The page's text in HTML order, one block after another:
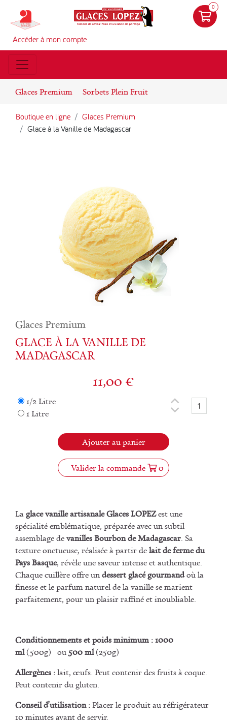
Accéder à mon compte
0
Glaces Premium Sorbets Plein Fruit
Boutique en ligne
Glaces Premium
Glace à la Vanille de Madagascar
Glaces Premium
GLACE À LA VANILLE DE
MADAGASCAR
11,00 €
1/2 Litre
1 Litre
Ajouter au panier
Valider la commande 0
Laglace vanille artisanale Glaces LOPEZest une
spécialité emblématique, préparée avec un subtil
assemblage devanilles Bourbon de Madagascar. Sa
texture onctueuse, réalisée à partir delait de ferme du
Pays Basque, révèle une saveur intense et authentique.
Chaque cuillère offre undessert glacé gourmandoù la
finesse et le parfum naturel de la vanille se marient
parfaitement, pour un plaisir raffiné et inoubliable.
Conditionnements et poids minimum :1000
ml(500g) ou500 ml(250g)
Allergènes :lait, œufs. Peut contenir des fruits à coque.
Peut contenir du gluten.
Conseil d’utilisation :Placer le produit au réfrigérateur
10 minutes avant de servir.